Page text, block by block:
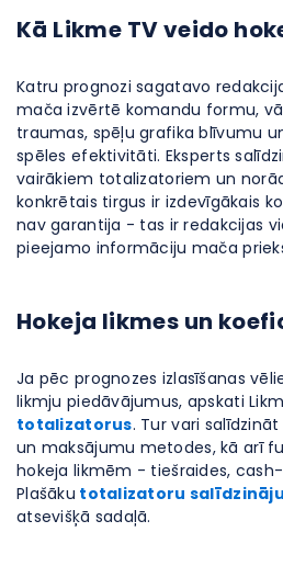
Kā Likme TV veido
Katru prognozi sagatavo
mača izvērtē komandu formu,
traumas, spēļu grafika blīvumu
spēles efektivitāti. Eksperts
vairākiem totalizatoriem un
konkrētais tirgus ir izdevīgākais
nav garantija - tas ir redakcijas
pieejamo informāciju mača
Hokeja likmes un
Ja pēc prognozes izlasīšanas
likmju piedāvājumus, apskati
totalizatorus. Tur vari
un maksājumu metodes, kā arī
hokeja likmēm - tiešraides,
Plašāku totalizatoru
atsevišķā sadaļā.